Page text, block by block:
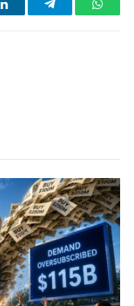
LinkedInTelegram